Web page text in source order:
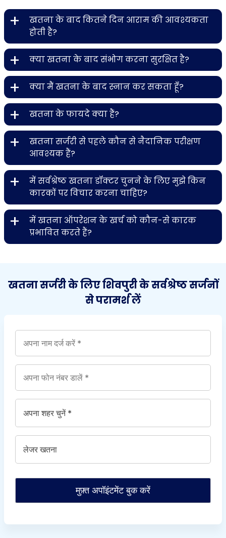
+
खतना के बाद कितने दिन आराम की आवश्यकता
होती है?
+ क्या खतना के बाद संभोग करना सुरक्षित है?
+ क्या मैं खतना के बाद स्नान कर सकता हूँ?
+ खतना के फायदे क्या हैं?
+
खतना सर्जरी से पहले कौन से नैदानिक ​​परीक्षण
आवश्यक हैं?
+
में सर्वश्रेष्ठ खतना डॉक्टर चुनने के लिए मुझे किन
कारकों पर विचार करना चाहिए?
+
में खतना ऑपरेशन के खर्च को कौन-से कारक
प्रभावित करते हैं?
खतना सर्जरी के लिए शिवपुरी के सर्वश्रेष्ठ सर्जनों
से परामर्श लें
मुफ़्त अपॉइंटमेंट बुक करें